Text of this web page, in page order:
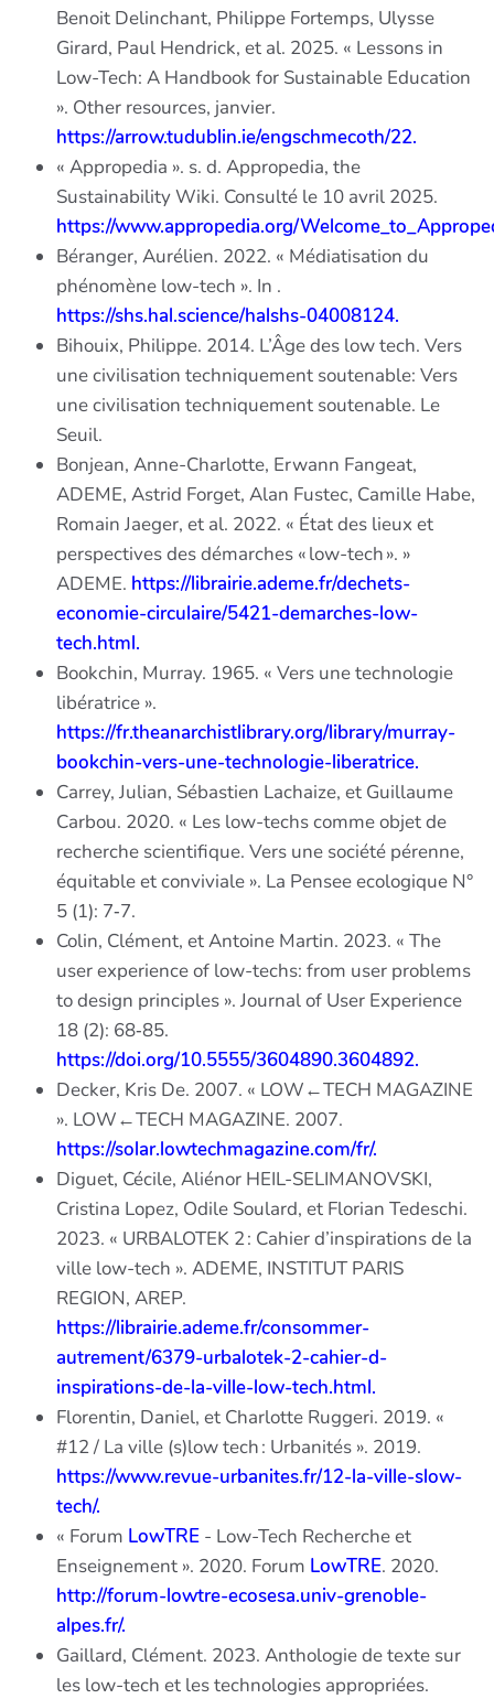
Benoit Delinchant, Philippe Fortemps, Ulysse
Girard, Paul Hendrick, et al. 2025. « Lessons in
Low-Tech: A Handbook for Sustainable Education
». Other resources, janvier.
https://arrow.tudublin.ie/engschmecoth/22.
« Appropedia ». s. d. Appropedia, the
Sustainability Wiki. Consulté le 10 avril 2025.
https://www.appropedia.org/
Béranger, Aurélien. 2022. « Médiatisation du
phénomène low-tech ». In .
https://shs.hal.science/halshs-04008124.
Bihouix, Philippe. 2014. L’Âge des low tech. Vers
une civilisation techniquement soutenable: Vers
une civilisation techniquement soutenable. Le
Seuil.
Bonjean, Anne-Charlotte, Erwann Fangeat,
ADEME, Astrid Forget, Alan Fustec, Camille Habe,
Romain Jaeger, et al. 2022. « État des lieux et
perspectives des démarches « low-tech ». »
ADEME. https://librairie.ademe.fr/dechets-
economie-circulaire/5421-demarches-low-
tech.html.
Bookchin, Murray. 1965. « Vers une technologie
libératrice ».
https://fr.theanarchistlibrary.org/library/murray-
bookchin-vers-une-technologie-liberatrice.
Carrey, Julian, Sébastien Lachaize, et Guillaume
Carbou. 2020. « Les low-techs comme objet de
recherche scientifique. Vers une société pérenne,
équitable et conviviale ». La Pensee ecologique N°
5 (1): 7‑7.
Colin, Clément, et Antoine Martin. 2023. « The
user experience of low-techs: from user problems
to design principles ». Journal of User Experience
18 (2): 68‑85.
https://doi.org/10.5555/3604890.3604892.
Decker, Kris De. 2007. « LOW←TECH MAGAZINE
». LOW←TECH MAGAZINE. 2007.
https://solar.lowtechmagazine.com/fr/.
Diguet, Cécile, Aliénor HEIL-SELIMANOVSKI,
Cristina Lopez, Odile Soulard, et Florian Tedeschi.
2023. « URBALOTEK 2 : Cahier d’inspirations de la
ville low-tech ». ADEME, INSTITUT PARIS
REGION, AREP.
https://librairie.ademe.fr/consommer-
autrement/6379-urbalotek-2-cahier-d-
inspirations-de-la-ville-low-tech.html.
Florentin, Daniel, et Charlotte Ruggeri. 2019. «
#12 / La ville (s)low tech : Urbanités ». 2019.
https://www.revue-urbanites.fr/12-la-ville-slow-
tech/.
« Forum LowTRE - Low-Tech Recherche et
Enseignement ». 2020. Forum LowTRE. 2020.
http://forum-lowtre-ecosesa.univ-grenoble-
alpes.fr/.
Gaillard, Clément. 2023. Anthologie de texte sur
les low-tech et les technologies appropriées.